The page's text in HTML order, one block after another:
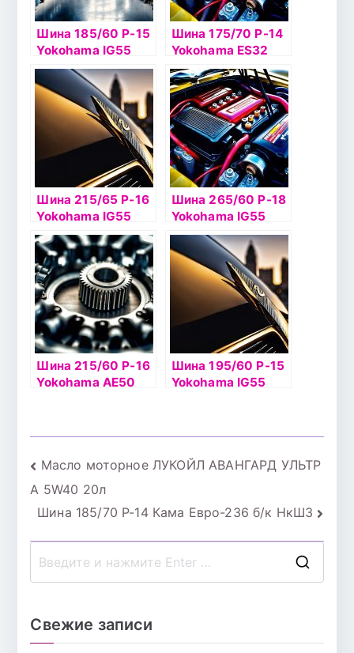
Шина 185/60 Р-15
Yokohama IG55
88Т б/к шип
Шина 175/70 Р-14
Yokohama ES32
84H б/к
Шина 215/65 Р-16
Yokohama IG55
102T б/к шип
Шина 265/60 Р-18
Yokohama IG55
114T XL б/к шип
Шина 215/60 Р-16
Yokohama AE50
Шина 195/60 Р-15
Yokohama IG55
Навигация
по
записям
Масло моторное ЛУКОЙЛ АВАНГАРД УЛЬТР
А 5W40 20л
Шина 185/70 Р-14 Кама Евро-236 б/к НкШЗ
Свежие записи